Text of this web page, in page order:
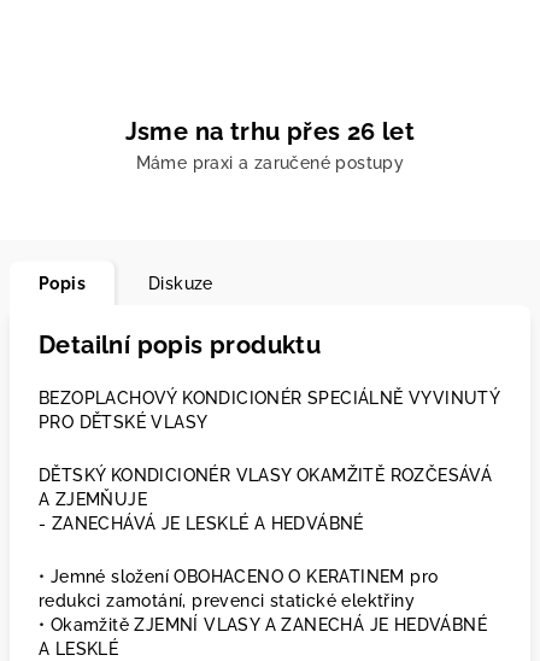
Jsme na trhu přes 26 let
Máme praxi a zaručené postupy
Popis Diskuze
Detailní popis produktu
BEZOPLACHOVÝ KONDICIONÉR SPECIÁLNĚ VYVINUTÝ
PRO DĚTSKÉ VLASY
DĚTSKÝ KONDICIONÉR VLASY OKAMŽITĚ ROZČESÁVÁ
A ZJEMŇUJE
- ZANECHÁVÁ JE LESKLÉ A HEDVÁBNÉ
• Jemné složení OBOHACENO O KERATINEM pro
redukci zamotání, prevenci statické elektřiny
• Okamžitě ZJEMNÍ VLASY A ZANECHÁ JE HEDVÁBNÉ
A LESKLÉ